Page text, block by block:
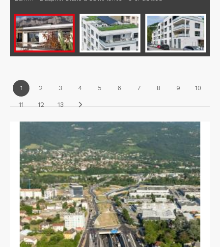
1 2 3 4 5 6 7 8 9 10
11 12 13